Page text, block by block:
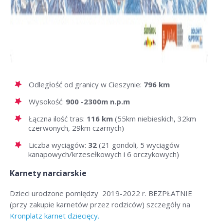
Odległość od granicy w Cieszynie: 796 km
Wysokość: 900 -2300m n.p.m
Łączna ilość tras: 116 km (55km niebieskich, 32km
czerwonych, 29km czarnych)
Liczba wyciągów: 32 (21 gondoli, 5 wyciągów
kanapowych/krzesełkowych i 6 orczykowych)
Karnety narciarskie
Dzieci urodzone pomiędzy 2019-2022 r. BEZPŁATNIE
(przy zakupie karnetów przez rodziców) szczegóły na
Kronplatz karnet dziecięcy.